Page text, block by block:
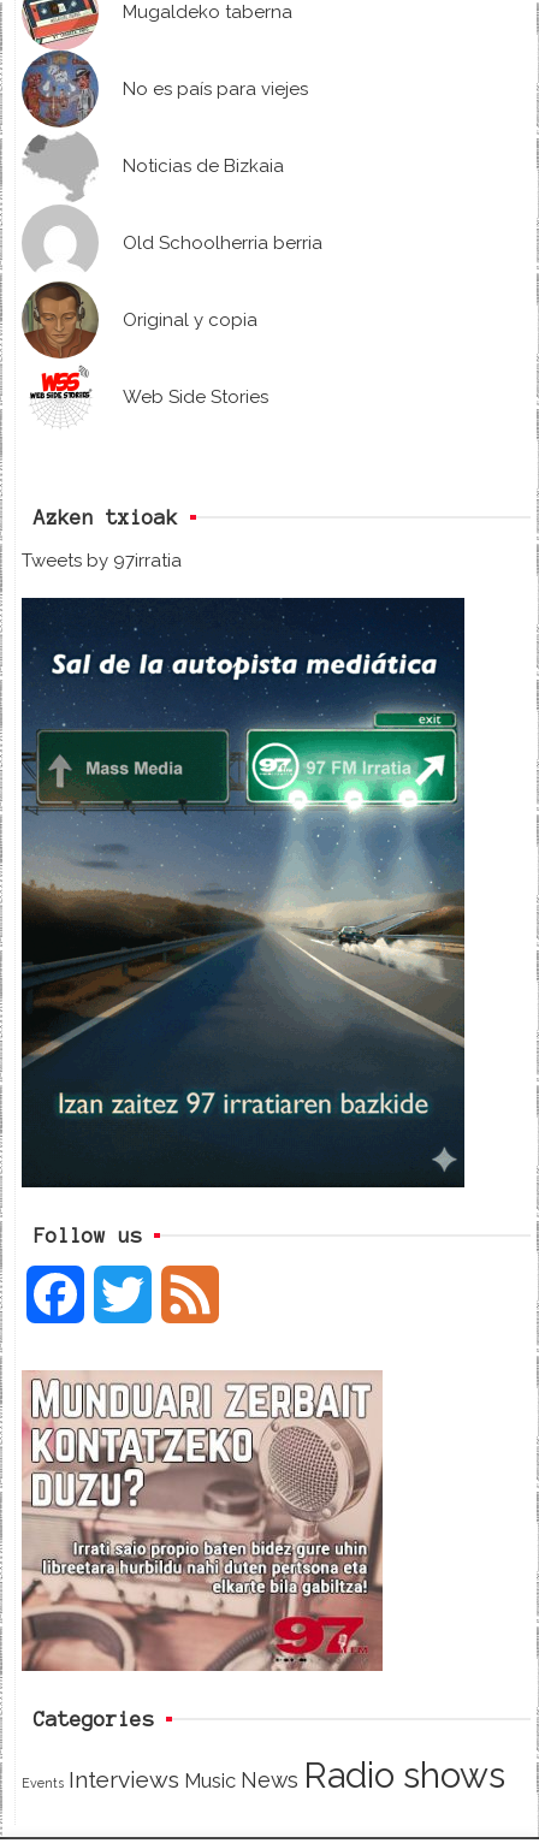
Mugaldeko taberna
No es país para viejes
Noticias de Bizkaia
Old Schoolherria berria
Original y copia
Web Side Stories
Azken txioak
Tweets by 97irratia
Follow us
c
e
b
o
o
i
t
t
e
e
d
Categories
Events Interviews Music News Radio shows